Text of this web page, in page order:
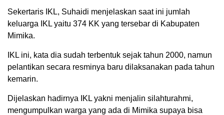
Sekertaris IKL, Suhaidi menjelaskan saat ini jumlah
keluarga IKL yaitu 374 KK yang tersebar di Kabupaten
Mimika.
IKL ini, kata dia sudah terbentuk sejak tahun 2000, namun
pelantikan secara resminya baru dilaksanakan pada tahun
kemarin.
Dijelaskan hadirnya IKL yakni menjalin silahturahmi,
mengumpulkan warga yang ada di Mimika supaya bisa